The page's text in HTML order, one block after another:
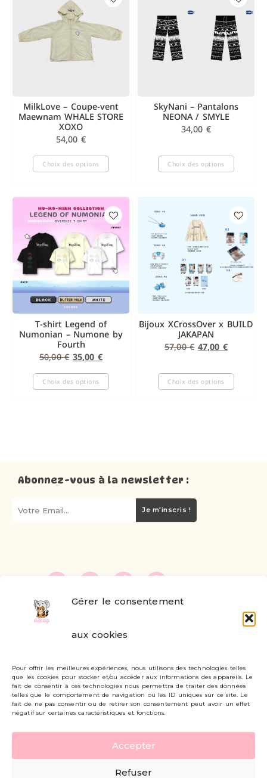
Gérer le consentement
aux cookies
Pour offrir les meilleures expériences, nous utilisons des technologies telles
que les cookies pour stocker et/ou accéder aux informations des appareils. Le
fait de consentir à ces technologies nous permettra de traiter des données
telles que le comportement de navigation ou les ID uniques sur ce site. Le
fait de ne pas consentir ou de retirer son consentement peut avoir un effet
négatif sur certaines caractéristiques et fonctions.
Accepter
Refuser
MilkLove – Coupe-vent
Maewnam WHALE STORE
XOXO
54,00 €
Choix des options
SkyNani – Pantalons
NEONA / SMYLE
34,00 €
Choix des options
T-shirt Legend of
Numonian – Numone by
Fourth
50,00€ 35,00 €
Choix des options
Bijoux XCrossOver x BUILD
JAKAPAN
57,00€ 47,00 €
Choix des options
Abonnez-vous à la newsletter :
Je m'inscris !
Livraisons et retours
Mon compte
Carte cadeau
Politique de confidentialité
Mentions légales - CGV